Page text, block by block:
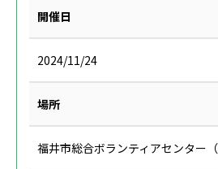
開催日
2024/11/24
場所
福井市総合ボランティアセンター（